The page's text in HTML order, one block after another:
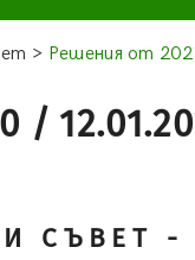
> Решения от
/
СЪВЕТ -